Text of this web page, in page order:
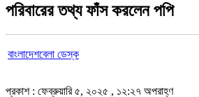
পরিবারের তথ্য ফাঁস করলেন পপি
বাংলাদেশবেলা ডেস্ক
প্রকাশ : ফেব্রুয়ারি ৫, ২০২৫ , ১২:২৭ অপরাহ্ণ